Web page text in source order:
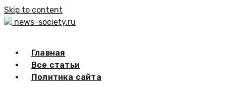
Skip to content
news-society.ru
Главная
Все статьи
Политика сайта